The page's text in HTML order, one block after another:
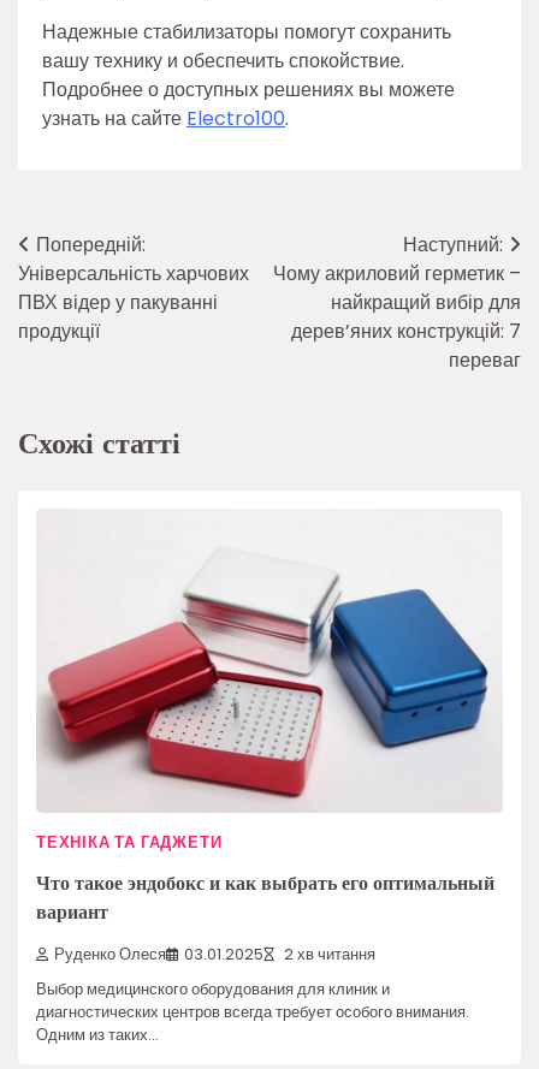
Надежные стабилизаторы помогут сохранить
вашу технику и обеспечить спокойствие.
Подробнее о доступных решениях вы можете
узнать на сайте Electro100.
Навігація
записів
Попередній:
Універсальність харчових
ПВХ відер у пакуванні
продукції
Наступний:
Чому акриловий герметик –
найкращий вибір для
дерев’яних конструкцій: 7
переваг
Схожі статті
ТЕХНІКА ТА ГАДЖЕТИ
Что такое эндобокс и как выбрать его оптимальный
вариант
Руденко Олеся 03.01.2025 2 хв читання
Выбор медицинского оборудования для клиник и
диагностических центров всегда требует особого внимания.
Одним из таких…